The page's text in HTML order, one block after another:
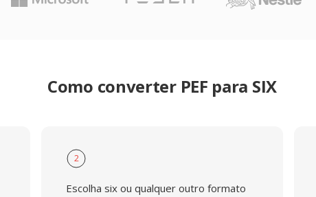
Como converter PEF para SIX
2
Escolha six ou qualquer outro formato